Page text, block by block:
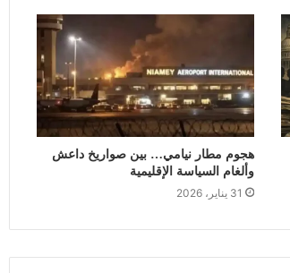
هجوم مطار نيامي… بين صواريخ داعش
وألغام السياسة الإقليمية
31 يناير، 2026